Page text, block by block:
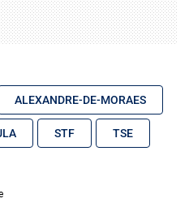
ALEXANDRE-DE-MORAES
STF TSE